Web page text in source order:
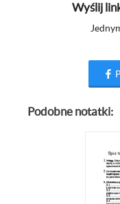
Wyślij
Podobne notatki: